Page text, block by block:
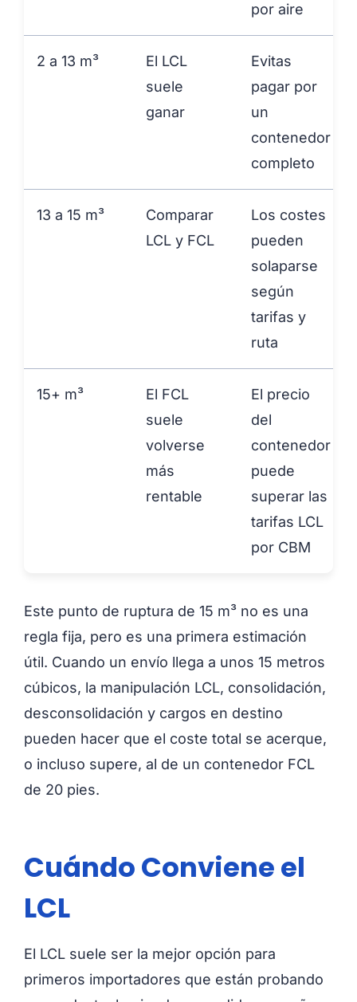
por aire
2 a 13 m³
El LCL
suele
ganar
Evitas
pagar por
un
contenedor
completo
13 a 15 m³
Comparar
LCL y FCL
Los costes
pueden
solaparse
según
tarifas y
ruta
15+ m³
El FCL
suele
volverse
más
rentable
El precio
del
contenedor
puede
superar las
tarifas LCL
por CBM
Este punto de ruptura de 15 m³ no es una
regla fija, pero es una primera estimación
útil. Cuando un envío llega a unos 15 metros
cúbicos, la manipulación LCL, consolidación,
desconsolidación y cargos en destino
pueden hacer que el coste total se acerque,
o incluso supere, al de un contenedor FCL
de 20 pies.
Cuándo Conviene el
LCL
El LCL suele ser la mejor opción para
primeros importadores que están probando